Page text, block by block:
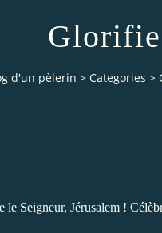
Glorifie
d'un pèlerin > Categories >
le Seigneur, Jérusalem !